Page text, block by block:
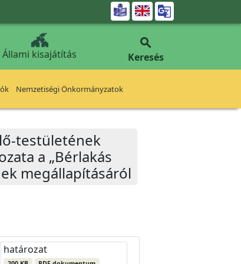

Állami kisajátítás

Keresés
Nemzetiségi Önkormányzatok
testületének
a „Bérlakás
megállapításáról
határozat